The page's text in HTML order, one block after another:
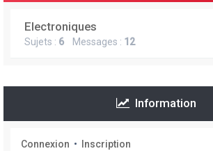
Electroniques
Sujets : 6 Messages : 12
Information
Connexion •
Inscription